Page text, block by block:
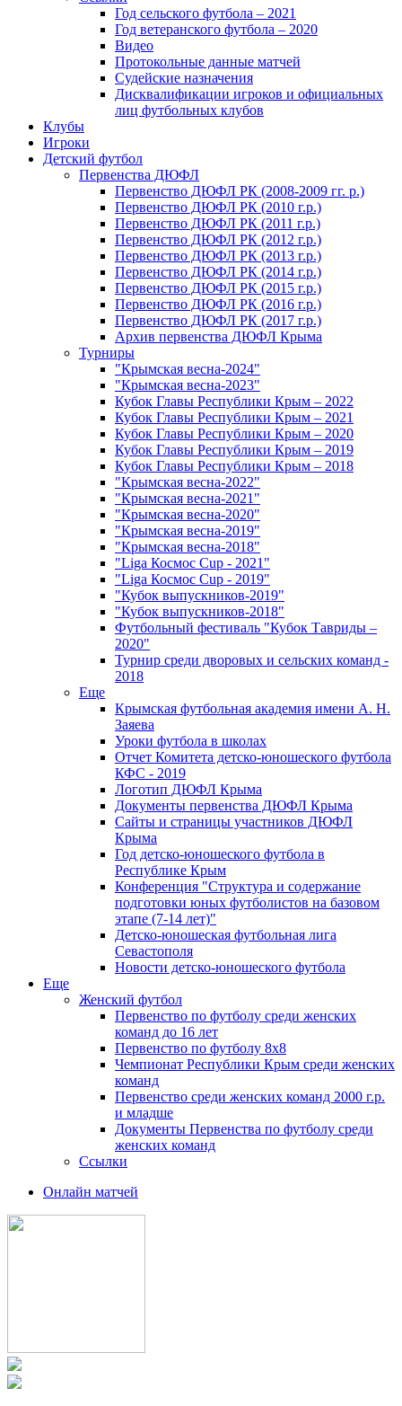
Год сельского футбола – 2021
Год ветеранского футбола – 2020
Видео
Протокольные данные матчей
Судейские назначения
Дисквалификации игроков и официальных
лиц футбольных клубов
Клубы
Игроки
Детский футбол
Первенства ДЮФЛ
Первенство ДЮФЛ РК (2008-2009 гг. р.)
Первенство ДЮФЛ РК (2010 г.р.)
Первенство ДЮФЛ РК (2011 г.р.)
Первенство ДЮФЛ РК (2012 г.р.)
Первенство ДЮФЛ РК (2013 г.р.)
Первенство ДЮФЛ РК (2014 г.р.)
Первенство ДЮФЛ РК (2015 г.р.)
Первенство ДЮФЛ РК (2016 г.р.)
Первенство ДЮФЛ РК (2017 г.р.)
Архив первенства ДЮФЛ Крыма
Турниры
"Крымская весна-2024"
"Крымская весна-2023"
Кубок Главы Республики Крым – 2022
Кубок Главы Республики Крым – 2021
Кубок Главы Республики Крым – 2020
Кубок Главы Республики Крым – 2019
Кубок Главы Республики Крым – 2018
"Крымская весна-2022"
"Крымская весна-2021"
"Крымская весна-2020"
"Крымская весна-2019"
"Крымская весна-2018"
"Liga Космос Cup - 2021"
"Liga Космос Cup - 2019"
"Кубок выпускников-2019"
"Кубок выпускников-2018"
Футбольный фестиваль "Кубок Тавриды –
2020"
Турнир среди дворовых и сельских команд -
2018
Еще
Крымская футбольная академия имени А. Н.
Заяева
Уроки футбола в школах
Отчет Комитета детско-юношеского футбола
КФС - 2019
Логотип ДЮФЛ Крыма
Документы первенства ДЮФЛ Крыма
Сайты и страницы участников ДЮФЛ
Крыма
Год детско-юношеского футбола в
Республике Крым
Конференция "Структура и содержание
подготовки юных футболистов на базовом
этапе (7-14 лет)"
Детско-юношеская футбольная лига
Севастополя
Новости детско-юношеского футбола
Еще
Женский футбол
Первенство по футболу среди женских
команд до 16 лет
Первенство по футболу 8х8
Чемпионат Республики Крым среди женских
команд
Первенство среди женских команд 2000 г.р.
и младше
Документы Первенства по футболу среди
женских команд
Ссылки
Онлайн матчей